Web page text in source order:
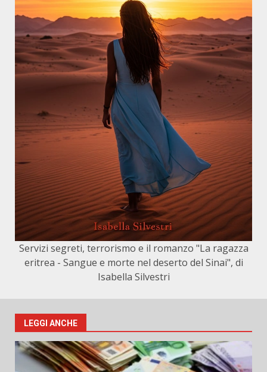
Servizi segreti, terrorismo e il romanzo "La ragazza
eritrea - Sangue e morte nel deserto del Sinai", di
Isabella Silvestri
LEGGI ANCHE